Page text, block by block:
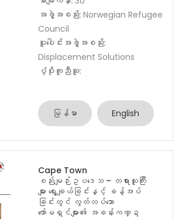
(How to…)
စာမျက်နှာ:30
အဖွဲ့အစည်း:
Norwegian Refugee
Council
ပူးပေါင်းအဖွဲ့အစည်း:
Displacement Solutions
Cape Town
စည်းမျဉ်းဥပဒေသ – တရားသူကြီး
များ ရွေးချယ်ခြင်းနှင့် ခန့်အပ်